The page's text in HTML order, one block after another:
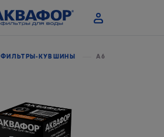
ФИЛЬТРЫ-КУВШИНЫ А6